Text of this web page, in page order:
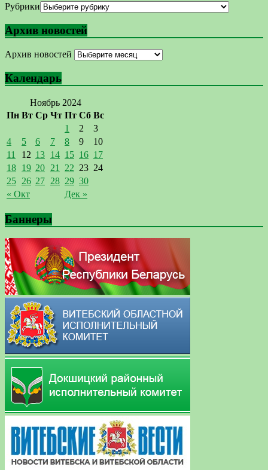
Рубрики
Архив новостей
Архив новостей
Календарь
Ноябрь 2024
Пн Вт Ср Чт Пт Сб Вс
« Окт Дек »
1 2
3
4
5 6 7 8 9
10
11
12 13 14 15 16 17
18 19 20 21 22 23 24
25 26 27 28 29 30
Баннеры